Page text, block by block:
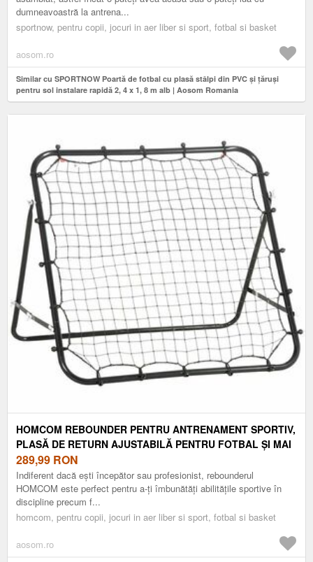
dumneavoastră la antrena...
sportnow, pentru copii, jocuri in aer liber si sport, fotbal si basket
aosom.ro
Similar cu SPORTNOW Poartă de fotbal cu plasă stâlpi din PVC și țăruși
pentru sol instalare rapidă 2, 4 x 1, 8 m alb | Aosom Romania
HOMCOM REBOUNDER PENTRU ANTRENAMENT SPORTIV,
PLASĂ DE RETURN AJUSTABILĂ PENTRU FOTBAL ȘI MAI
MULT | AOSOM ROMANIA
289,99 RON
Indiferent dacă ești începător sau profesionist, rebounderul
HOMCOM este perfect pentru a-ți îmbunătăți abilitățile sportive în
discipline precum f...
homcom, pentru copii, jocuri in aer liber si sport, fotbal si basket
aosom.ro